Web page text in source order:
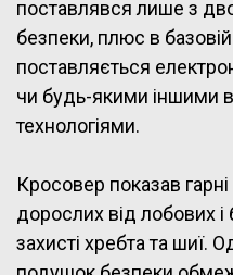
поставлявся лише з
безпеки, плюс в
поставляється
чи будь-якими іншими
технологіями.
Кросовер показав гарні
дорослих від лобових і
захисті хребта та шиї.